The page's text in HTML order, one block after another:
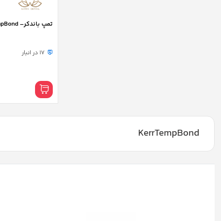
تمپ باندکر– KerrTempBond
17 در انبار
KerrTempBond